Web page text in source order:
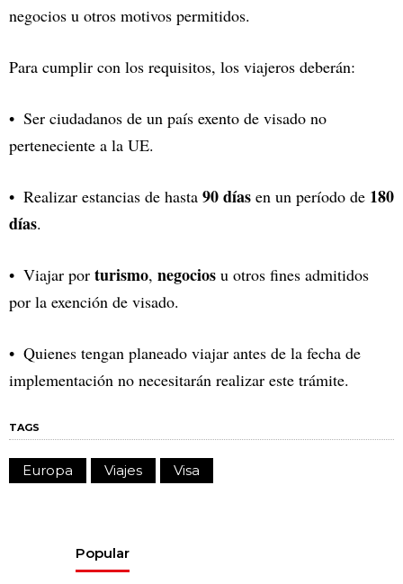
negocios u otros motivos permitidos.
Para cumplir con los requisitos, los viajeros deberán:
Ser ciudadanos de un país exento de visado no
perteneciente a la UE.
Realizar estancias de hasta 90 días en un período de 180
días.
Viajar por turismo, negocios u otros fines admitidos
por la exención de visado.
Quienes tengan planeado viajar antes de la fecha de
implementación no necesitarán realizar este trámite.
TAGS
Europa Viajes Visa
Popular